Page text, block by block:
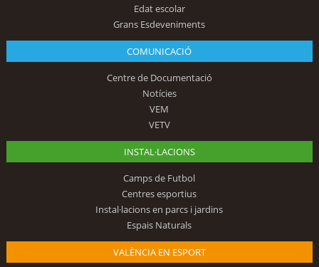
Edat escolar
Grans Esdeveniments
COMUNICACIÓ
Centre de Documentació
Notícies
VEM
VETV
INSTAL·LACIONS
Camps de Futbol
Centres esportius
Instal·lacions en parcs i jardins
Espais Naturals
VALÈNCIA EN ESPORT